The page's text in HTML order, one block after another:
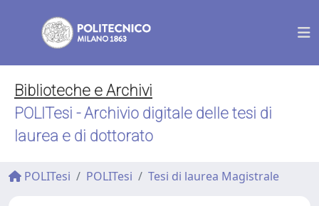
Biblioteche e Archivi
POLITesi - Archivio digitale delle tesi di
laurea e di dottorato
POLITesi POLITesi Tesi di laurea Magistrale